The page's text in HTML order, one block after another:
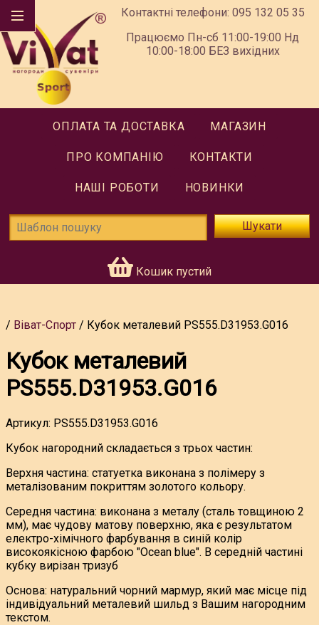
Контактні телефони: 095 132 05 35
Працюємо Пн-сб 11:00-19:00 Нд
10:00-18:00 БЕЗ вихідних
ОПЛАТА ТА ДОСТАВКА МАГАЗИН
ПРО КОМПАНІЮ КОНТАКТИ
НАШІ РОБОТИ НОВИНКИ
Шукати
Кошик пустий
Віват-Спорт Кубок металевий PS555.D31953.G016
Кубок металевий
PS555.D31953.G016
Артикул: PS555.D31953.G016
Кубок нагородний складається з трьох частин:
Верхня частина: статуетка виконана з полімеру з
металізованим покриттям золотого кольору.
Середня частина: виконана з металу (сталь товщиною 2
мм), має чудову матову поверхню, яка є результатом
електро-хімічного фарбування в синій колір
високоякісною фарбою "Ocean blue". В середній частині
кубку вирізан тризуб
Основа: натуральний чорний мармур, який має місце під
індивідуальний металевий шильд з Вашим нагородним
текстом.